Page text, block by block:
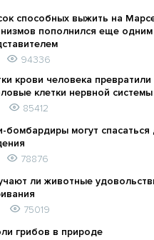
способных выжить на
пополнился еще одним
94336
крови человека превратили
клетки нервной системы
85412
бомбардиры могут спасаться
78876
ли животные
75019
грибов в природе